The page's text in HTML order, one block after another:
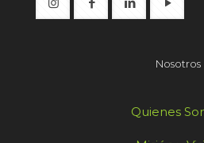
Nosotros
Quienes